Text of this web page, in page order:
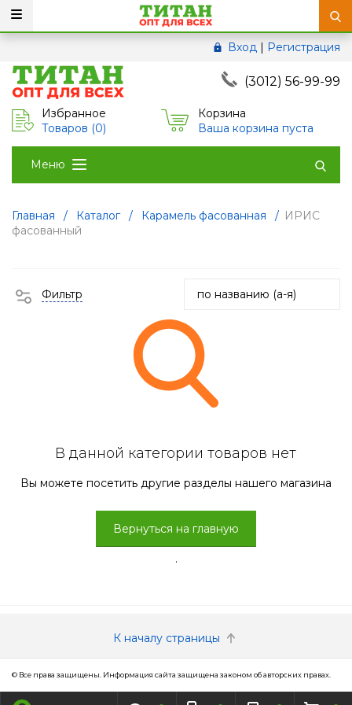
Вход | Регистрация
(3012) 56-99-99
Избранное
Товаров (0)
Корзина
Ваша корзина пуста
Меню
Главная / Каталог / Карамель фасованная / ИРИС
фасованный
Фильтр
В данной категории товаров нет
Вы можете посетить другие разделы нашего магазина
Вернуться на главную
.
К началу страницы
© Все права защищены. Информация сайта защищена законом об авторских правах.